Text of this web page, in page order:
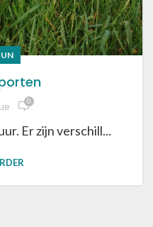
0
Er zijn verschill...